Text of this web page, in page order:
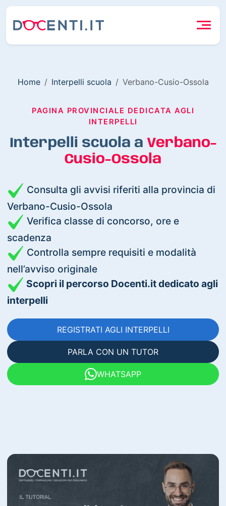
Home Interpelli scuola Verbano-Cusio-Ossola
PAGINA PROVINCIALE DEDICATA AGLI
INTERPELLI
Interpelli scuola a Verbano-
Cusio-Ossola
Consulta gli avvisi riferiti alla provincia di
Verbano-Cusio-Ossola
Verifica classe di concorso, ore e
scadenza
Controlla sempre requisiti e modalità
nell’avviso originale
Scopri il percorso Docenti.it dedicato agli
interpelli
REGISTRATI AGLI INTERPELLI
PARLA CON UN TUTOR
WHATSAPP